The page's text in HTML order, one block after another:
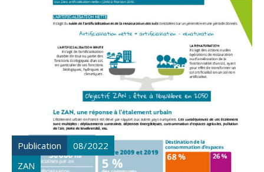
Publication
08/2022
ZAN